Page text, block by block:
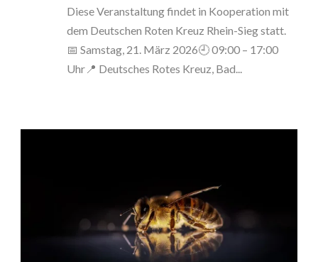
Diese Veranstaltung findet in Kooperation mit
dem Deutschen Roten Kreuz Rhein-Sieg statt.
📅 Samstag, 21. März 2026🕘 09:00 – 17:00
Uhr📍 Deutsches Rotes Kreuz, Bad...